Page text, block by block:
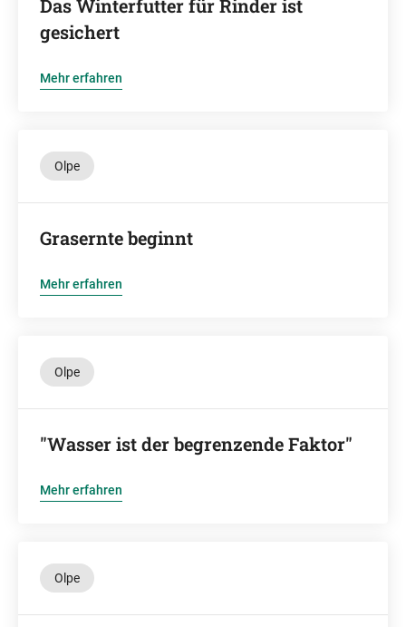
Das Winterfutter für Rinder ist
gesichert
Mehr erfahren
Olpe
Grasernte beginnt
Mehr erfahren
Olpe
"Wasser ist der begrenzende Faktor"
Mehr erfahren
Olpe